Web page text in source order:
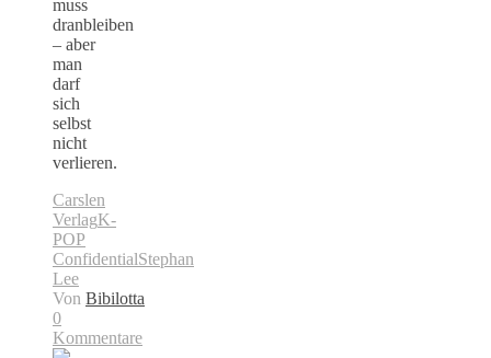
muss
dranbleiben
– aber
man
darf
sich
selbst
nicht
verlieren.
Carslen
VerlagK-
POP
ConfidentialStephan
Lee
Von Bibilotta
0
Kommentare